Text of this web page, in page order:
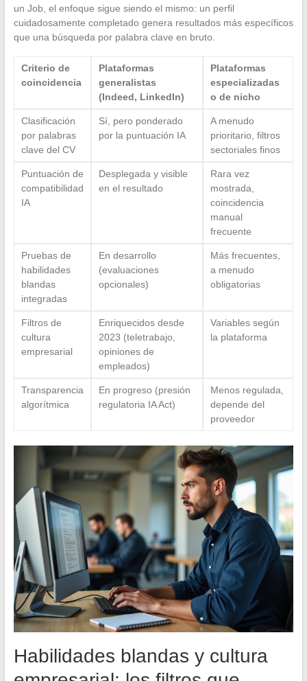
un Job, el enfoque sigue siendo el mismo: un perfil
cuidadosamente completado genera resultados más específicos
que una búsqueda por palabra clave en bruto.
Criterio de
coincidencia
Plataformas
generalistas
(Indeed, LinkedIn)
Plataformas
especializadas
o de nicho
Clasificación
por palabras
clave del CV
Sí, pero ponderado
por la puntuación IA
A menudo
prioritario, filtros
sectoriales finos
Puntuación de
compatibilidad
IA
Desplegada y visible
en el resultado
Rara vez
mostrada,
coincidencia
manual
frecuente
Pruebas de
habilidades
blandas
integradas
En desarrollo
(evaluaciones
opcionales)
Más frecuentes,
a menudo
obligatorias
Filtros de
cultura
empresarial
Enriquecidos desde
2023 (teletrabajo,
opiniones de
empleados)
Variables según
la plataforma
Transparencia
algorítmica
En progreso (presión
regulatoria IA Act)
Menos regulada,
depende del
proveedor
Habilidades blandas y cultura